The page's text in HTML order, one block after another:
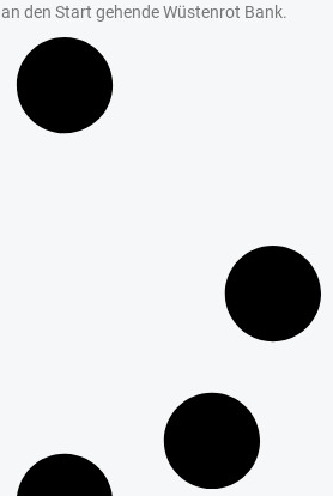
an den Start gehende Wüstenrot Bank.